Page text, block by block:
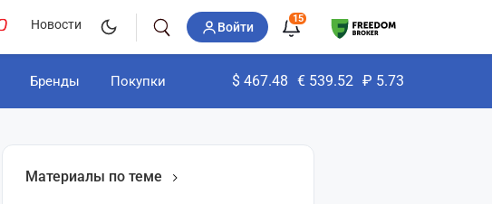
Новости Войти
15
Бренды Покупки $ 467.48 € 539.52 ₽ 5.73
Материалы по теме